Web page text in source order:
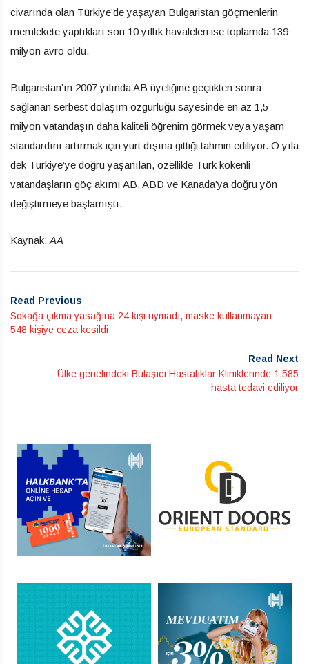
civarında olan Türkiye’de yaşayan Bulgaristan göçmenlerin
memlekete yaptıkları son 10 yıllık havaleleri ise toplamda 139
milyon avro oldu.
Bulgaristan’ın 2007 yılında AB üyeliğine geçtikten sonra
sağlanan serbest dolaşım özgürlüğü sayesinde en az 1,5
milyon vatandaşın daha kaliteli öğrenim görmek veya yaşam
standardını artırmak için yurt dışına gittiği tahmin ediliyor. O yıla
dek Türkiye’ye doğru yaşanılan, özellikle Türk kökenli
vatandaşların göç akımı AB, ABD ve Kanada’ya doğru yön
değiştirmeye başlamıştı.
Kaynak: AA
Read Previous
Sokağa çıkma yasağına 24 kişi uymadı, maske kullanmayan
548 kişiye ceza kesildi
Read Next
Ülke genelindeki Bulaşıcı Hastalıklar Kliniklerinde 1.585
hasta tedavi ediliyor